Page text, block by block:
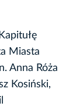
Miasta
Anna Róża
Kosiński,